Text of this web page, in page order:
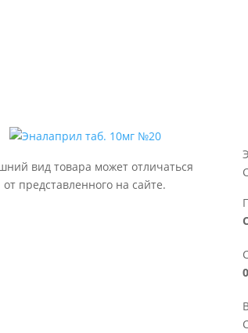
вид товара может отличаться
от представленного на сайте.